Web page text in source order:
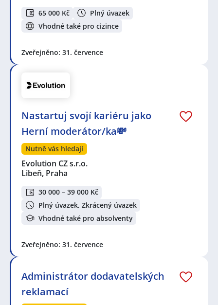
65 000 Kč
Plný úvazek
Vhodné také pro cizince
Zveřejněno: 31. července
Nastartuj svojí kariéru jako
Herní moderátor/ka💸
Nutně vás hledají
Evolution CZ s.r.o.
Libeň, Praha
30 000 – 39 000 Kč
Plný úvazek, Zkrácený úvazek
Vhodné také pro absolventy
Zveřejněno: 31. července
Administrátor dodavatelských
reklamací